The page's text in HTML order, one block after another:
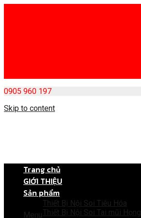
0905 960 197
Skip to content
Menu
Trang chủ
GIỚI THIỆU
Sản phẩm
Thiết Bị Nội Soi Tiêu Hóa
Thiết Bị Nội Soi Tai mũi Họng